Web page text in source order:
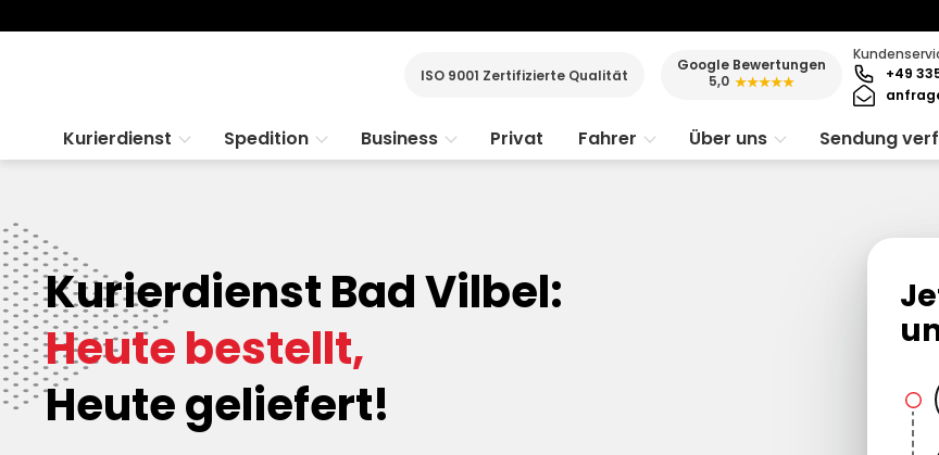
ISO 9001 Zertifizierte Qualität
Google Bewertungen
5,0 ★★★★★
+49
Kurierdienst Spedition Business Privat Fahrer Über uns Sendung
Kurierdienst Bad Vilbel:
Heute bestellt,
Heute geliefert!